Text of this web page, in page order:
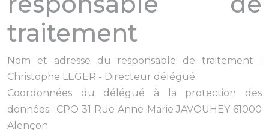
traitement
Nom et adresse du responsable de traitement :
Christophe LEGER - Directeur délégué
Coordonnées du délégué à la protection des
données : CPO 31 Rue Anne-Marie JAVOUHEY 61000
Alençon